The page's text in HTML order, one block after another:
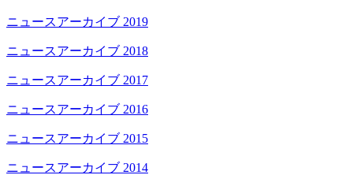
ニュースアーカイブ 2019
ニュースアーカイブ 2018
ニュースアーカイブ 2017
ニュースアーカイブ 2016
ニュースアーカイブ 2015
ニュースアーカイブ 2014